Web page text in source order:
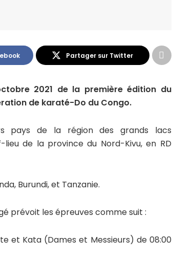
Partager sur Twitter
2021 de la première édition du
de karaté-Do du Congo.
pays de la région des grands lacs
de la province du Nord-Kivu, en RD
Burundi, et Tanzanie.
prévoit les épreuves comme suit :
et Kata (Dames et Messieurs) de 08:00